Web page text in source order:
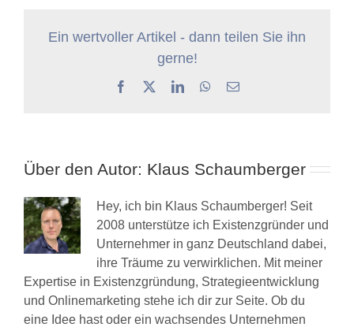
Ein wertvoller Artikel - dann teilen Sie ihn
gerne!
Facebook LinkedInWhatsApp
E-
Über den Autor: Klaus Schaumberger
Hey, ich bin Klaus Schaumberger! Seit
2008 unterstütze ich Existenzgründer und
Unternehmer in ganz Deutschland dabei,
ihre Träume zu verwirklichen. Mit meiner
Expertise in Existenzgründung, Strategieentwicklung
und Onlinemarketing stehe ich dir zur Seite. Ob du
eine Idee hast oder ein wachsendes Unternehmen